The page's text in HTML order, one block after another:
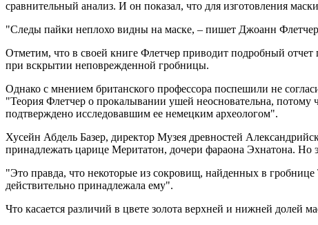
сравнительный анализ. И он показал, что для изготовления
"Следы пайки неплохо видны на маске, – пишет Джоанн
Отметим, что в своей книге Флетчер приводит подробный отчет
при вскрытии неповрежденной гробницы.
Однако с мнением британского профессора поспешили не
"Теория Флетчер о прокалывании ушей неосновательна,
подтверждено исследовавшим ее немецким археологом".
Хусейн Абдель Базер, директор Музея древностей
принадлежать царице Меритатон, дочери фараона Эхнатона. Но
"Это правда, что некоторые из сокровищ, найденных в
действительно принадлежала ему".
Что касается различий в цвете золота верхней и нижней долей